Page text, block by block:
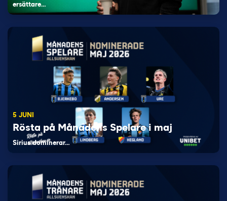
ersättare…
5 JUNI
Rösta på Månadens Spelare i maj
Sirius dominerar…